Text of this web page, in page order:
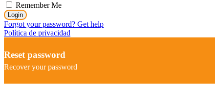
Remember Me
Login
Forgot your password? Get help
Política de privacidad
Reset password
Recover your password